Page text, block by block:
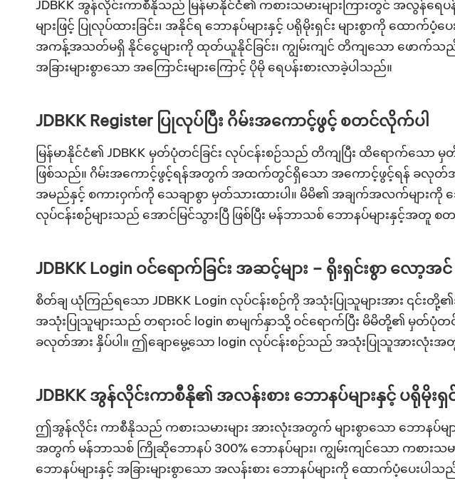
JDBKK အွန်လိုင်းကာစီနိုသည် မြန်မာနိုင်ငံ၏ ကစားသမားများကြားတွင် အလွန်
များဖြင့် ပြုလုပ်ထားခြင်း၊ အနိုင်ရ ဘောနပ်များနှင့် ပရိုမိုးရှင်း များစွာကို ထော
အကန့်အသတ်မရှိ နိုင်ငွေများကို ထုတ်ယူနိုင်ခြင်း၊ ကျွမ်းကျင် တိကျသော ဖောက်သည် ဝန်
အခြားများစွာသော အကြောင်းများကြောင့် ပိုမို ရေပန်းစားလာခဲ့ပါသည်။
JDBKK Register ပြုလုပ်ပြီး ဂိမ်းအကောင့်ဖွင့် စတင်လိုက်ပါ
မြန်မာနိုင်ငံ၏ JDBKK မှတ်ပုံတင်ခြင်း လုပ်ငန်းစဉ်သည် တိကျပြီး ထိရောက်သေ
ဖြစ်သည်။ ဂိမ်းအကောင့်ဖွင့်ရန်အတွက် အထက်တွင်ရှိသော အကောင့်ဖွင့်ရန် ခလုတ်အား
အမည်နှင့် စကားဝှက်ကို သေချာစွာ မှတ်သားထားပါ။ မိမိ၏ အချက်အလက်များကို သေ
လုပ်ငန်းစဉ််များသည် အောင်မြင်သွားပြီ ဖြစ်ပြီး မန်ဘာသစ် ဘောနပ်များနှင့်အတူ
JDBKK Login ဝင်ရောက်ခြင်း အဆင့်များ – ရိုးရှင်းစွာ လော့အ
စိတ်ချ ယုံကြည်ရသော JDBKK Login လုပ်ငန်းစဉ်ကို အသုံးပြုသူများအား ၎င်
အသုံးပြုသူများသည် တရားဝင် login စာမျက်နှာသို့ ဝင်ရောက်ပြီး မိမိတို့၏
ခလုတ်အား နှိပ်ပါ။ ဤချောမွေ့သော login လုပ်ငန်းစဉ်သည် အသုံးပြုသူအားလုံ
JDBKK အွန်လိုင်းကာစီနို၏ အလန်းစား ဘောနပ်များနှင့် ပရိုမိုးရှင်
ဤအွန်လိုင်း ကာစီနိုသည် ကစားသမားများ အားလုံးအတွက် များစွာသော ဘောနပ်မျ
အတွက် မန်ဘာသစ် ကြိုဆိုဘောနပ် 300% ဘောနပ်များ၊ ကျွမ်းကျင်သော ကစားသမား
ဘောနပ်များနှင့် အခြားများစွာသော အလန်းစား ဘောနပ်များကို ထောက်ပံ့ပေးပါသ